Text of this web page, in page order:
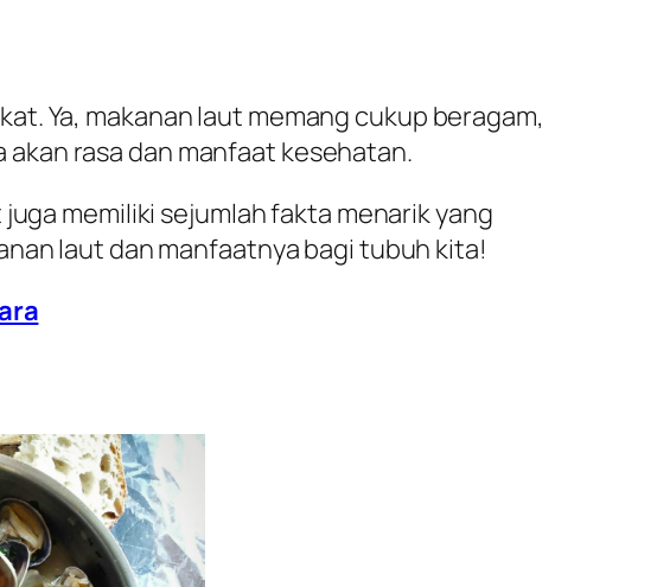
Ya, makanan laut memang cukup beragam,
akan rasa dan manfaat kesehatan.
memiliki sejumlah fakta menarik yang
laut dan manfaatnya bagi tubuh kita!